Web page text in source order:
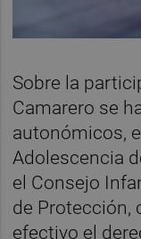
Sobre la
Camarero se
autonómicos,
Adolescencia
el Consejo
de Protección,
efectivo el